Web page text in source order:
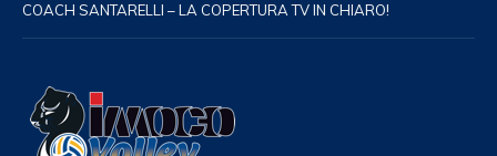
COACH SANTARELLI – LA COPERTURA TV IN CHIARO!